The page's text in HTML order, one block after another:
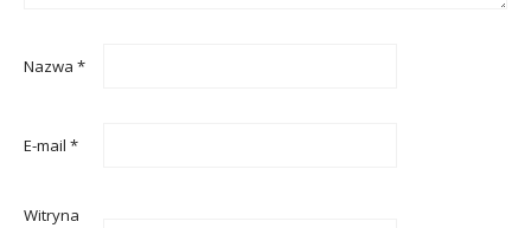
Nazwa *
E-mail *
Witryna